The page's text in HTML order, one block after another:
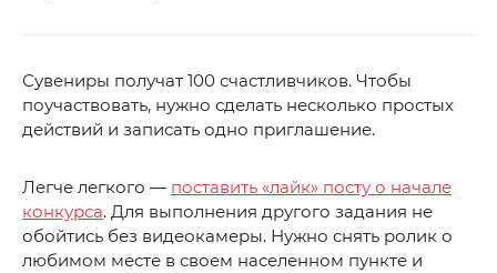
Сувениры получат 100 счастливчиков. Чтобы
поучаствовать, нужно сделать несколько простых
действий и записать одно приглашение.
Легче легкого — поставить «лайк» посту о начале
конкурса. Для выполнения другого задания не
обойтись без видеокамеры. Нужно снять ролик о
любимом месте в своем населенном пункте и